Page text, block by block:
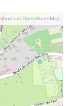
OpenStreetMap